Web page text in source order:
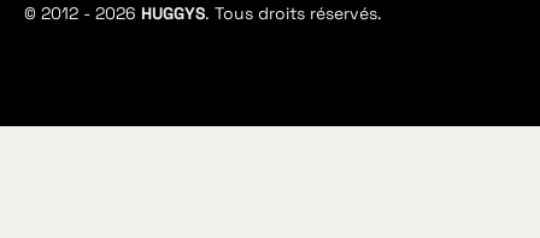
© 2012 - 2026 HUGGYS. Tous droits réservés.